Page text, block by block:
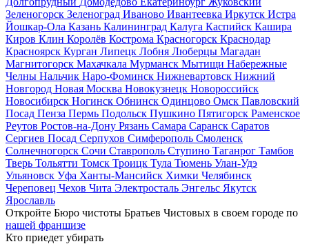
Зеленогорск Зеленоград Иваново Ивантеевка Иркутск Истра
Йошкар-Ола Казань Калининград Калуга Каспийск Кашира
Киров Клин Королёв Кострома Красногорск Краснодар
Красноярск Курган Липецк Лобня Люберцы Магадан
Магнитогорск Махачкала Мурманск Мытищи Набережные
Челны Нальчик Наро-Фоминск Нижневартовск Нижний
Новгород Новая Москва Новокузнецк Новороссийск
Новосибирск Ногинск Обнинск Одинцово Омск Павловский
Посад Пенза Пермь Подольск Пушкино Пятигорск Раменское
Реутов Ростов-на-Дону Рязань Самара Саранск Саратов
Сергиев Посад Серпухов Симферополь Смоленск
Солнечногорск Сочи Ставрополь Ступино Таганрог Тамбов
Тверь Тольятти Томск Троицк Тула Тюмень Улан-Удэ
Ульяновск Уфа Ханты-Мансийск Химки Челябинск
Череповец Чехов Чита Электросталь Энгельс Якутск
Ярославль
Откройте Бюро чистоты Братьев Чистовых в своем городе по
нашей франшизе
Кто приедет убирать